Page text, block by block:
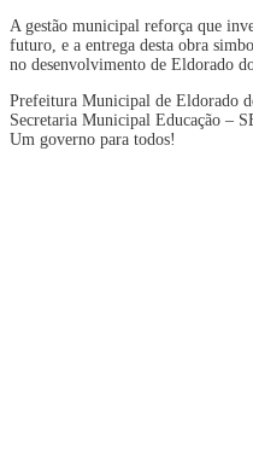
A gestão municipal reforça que
futuro, e a entrega desta obra
no desenvolvimento de Eldorado
Prefeitura Municipal de Eldorado
Secretaria Municipal Educação –
Um governo para todos!